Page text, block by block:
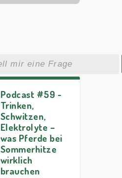
Podcast #59 -
Trinken,
Schwitzen,
Elektrolyte –
was Pferde bei
Sommerhitze
wirklich
brauchen